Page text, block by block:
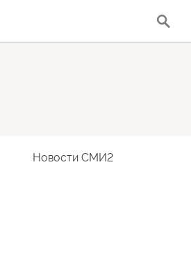
Новости СМИ2